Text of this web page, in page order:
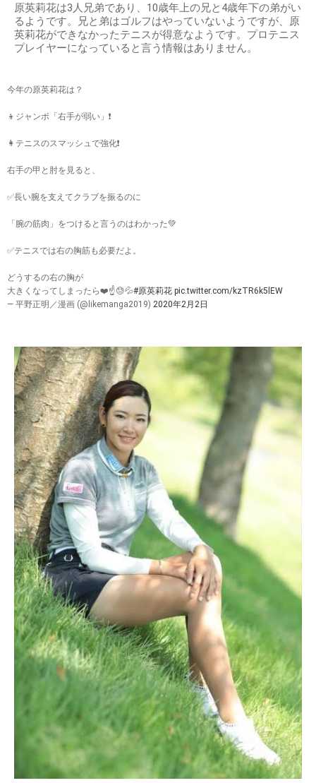
原英莉花は3人兄弟であり、10歳年上の兄と4歳年下の弟がい
るようです。兄と弟はゴルフはやっていないようですが、原
英莉花ができなかったテニスが得意なようです。プロテニス
プレイヤーになっていると言う情報はありません。
今年の原英莉花は？
👦ジャンボ「右手が弱い」❗️
👩テニスのスマッシュで強化❗️
右手の甲と肘を見ると、
✅長い腕を支えてクラブを振るのに
「腕の筋肉」をつけると言うのはわかった💚
✅テニスでは右の胸筋も必要だよ。
どうするの右の胸が
大きくなってしまったら❤️☝️😓💦#原英莉花 pic.twitter.com/kzTR6k5lEW
— 平野正明／漫画 (@likemanga2019) 2020年2月2日